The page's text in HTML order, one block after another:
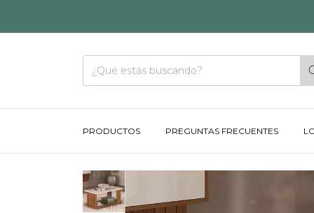
PRODUCTOS PREGUNTAS FRECUENTES